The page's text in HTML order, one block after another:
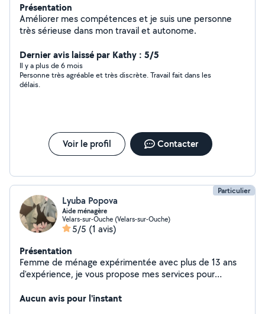
Présentation
Améliorer mes compétences et je suis une personne
très sérieuse dans mon travail et autonome.
Dernier avis laissé par Kathy : 5/5
Il y a plus de 6 mois
Personne très agréable et très discrète. Travail fait dans les
délais.
Voir le profil Contacter
Particulier
Lyuba Popova
Aide ménagère
Velars-sur-Ouche (Velars-sur-Ouche)
5/5 (1 avis)
Présentation
Femme de ménage expérimentée avec plus de 13 ans
d'expérience, je vous propose mes services pour
Sérieuse, discrète et ponctuelle, je travaille avec soin et
Aucun avis pour l'instant